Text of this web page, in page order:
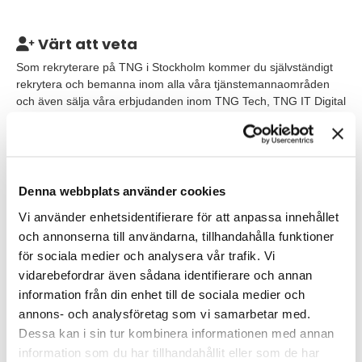
Denna webbplats använder cookies
Vi använder enhetsidentifierare för att anpassa innehållet
och annonserna till användarna, tillhandahålla funktioner
för sociala medier och analysera vår trafik. Vi
vidarebefordrar även sådana identifierare och annan
information från din enhet till de sociala medier och
annons- och analysföretag som vi samarbetar med.
Dessa kan i sin tur kombinera informationen med annan
information som du har tillhandahållit eller som de har
Värt att veta
Som rekryterare på TNG i Stockholm kommer du självständigt
rekrytera och bemanna inom alla våra tjänstemannaområden
och även sälja våra erbjudanden inom TNG Tech, TNG IT Digital
Du får stort inflytande, då vi tror på learning by doing, och blir
specifikt.
Våra förväntningar
Troligtvis har du redan jobbat några år som rekryterare,
rekryteringskonsult, konsultchef alternativt inom HR eller som
chef. Men oavsett varifrån du kommer så behöver du här snabbt
Därför behöver du:
Ha praktisk kunskap av att genomföra rekryterings- och/eller